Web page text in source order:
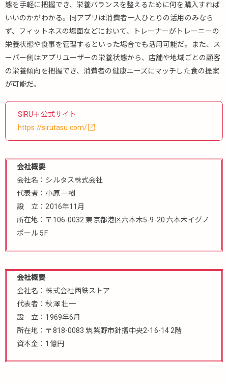
態を手軽に把握でき、栄養バランスを整えるために何を購入すれば
いいのかがわかる。同アプリは消費者一人ひとりの活用のみなら
ず、フィットネスの場面などにおいて、トレーナーがトレーニーの
栄養状態や食事を管理するといった場合でも活用可能だ。また、ス
ーパー側はアプリユーザーの栄養状態から、店舗や地域ごとの顧客
の栄養傾向を把握でき、消費者の健康ニーズにマッチした食の提案
が可能だ。
SIRU＋公式サイト
https://sirutasu.com/
会社概要
会社名：シルタス株式会社
代表者：小原 一樹
設 立：2016年11月
所在地：〒106-0032 東京都港区六本木5-9-20 六本木イグノ
ポール 5F
会社概要
会社名：株式会社西鉄ストア
代表者：秋澤 壮一
設 立：1969年6月
所在地：〒818-0083 筑紫野市針摺中央2-16-14 2階
資本金：1億円